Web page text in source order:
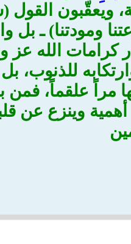
ويعقّبون القول
ومودتنا) ـ بل
كرامات الله عز
للذنوب،
مراً علقماً، فمن
وينزع عن